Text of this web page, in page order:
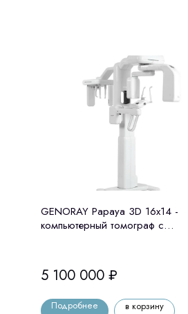
GENORAY Papaya 3D 16x14 -
компьютерный томограф с
5 100 000 ₽
Подробнее в корзину